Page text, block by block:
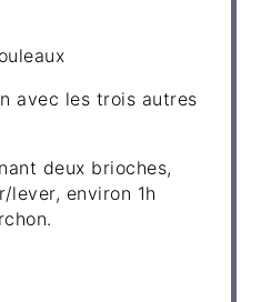
avec les trois autres
deux brioches,
lever, environ 1h